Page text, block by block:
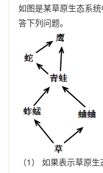
如图是某草原生态系
答下列问题。
（1） 如果表示草原